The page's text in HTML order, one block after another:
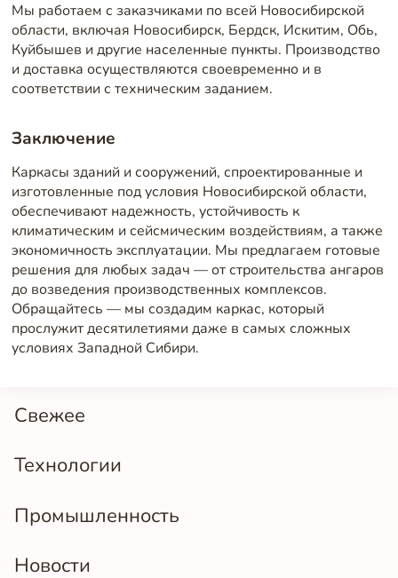
Свежее
Технологии
Промышленность
Новости
Мы работаем с заказчиками по всей Новосибирской
области, включая Новосибирск, Бердск, Искитим, Обь,
Куйбышев и другие населенные пункты. Производство
и доставка осуществляются своевременно и в
соответствии с техническим заданием.
Заключение
Каркасы зданий и сооружений, спроектированные и
изготовленные под условия Новосибирской области,
обеспечивают надежность, устойчивость к
климатическим и сейсмическим воздействиям, а также
экономичность эксплуатации. Мы предлагаем готовые
решения для любых задач — от строительства ангаров
до возведения производственных комплексов.
Обращайтесь — мы создадим каркас, который
прослужит десятилетиями даже в самых сложных
условиях Западной Сибири.